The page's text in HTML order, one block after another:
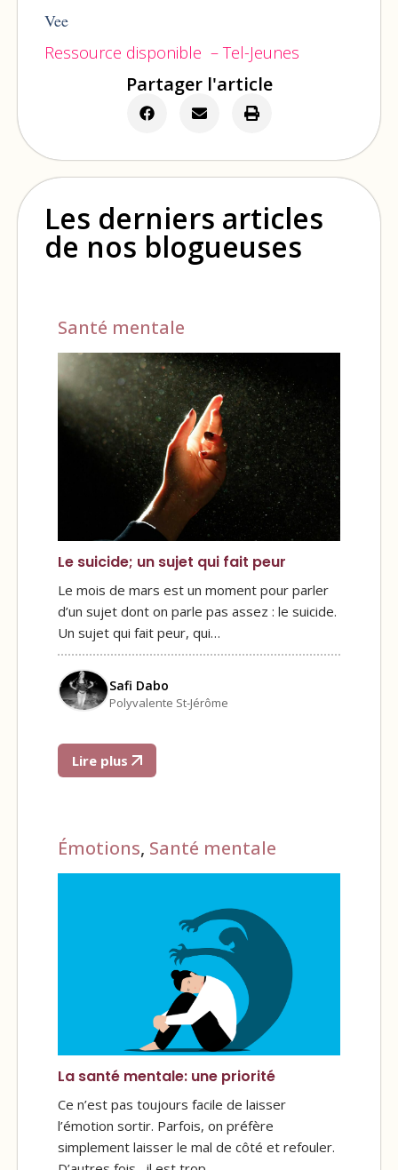
Vee
Ressource disponible – Tel-Jeunes
Partager l'article
Les derniers articles
de nos blogueuses
Santé mentale
Le suicide; un sujet qui fait peur
Le mois de mars est un moment pour parler
d’un sujet dont on parle pas assez : le suicide.
Un sujet qui fait peur, qui…
Safi Dabo
Polyvalente St-Jérôme
Lire plus
Émotions, Santé mentale
La santé mentale: une priorité
Ce n’est pas toujours facile de laisser
l’émotion sortir. Parfois, on préfère
simplement laisser le mal de côté et refouler.